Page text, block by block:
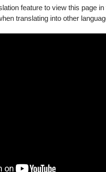
feature to view this page
translating into other